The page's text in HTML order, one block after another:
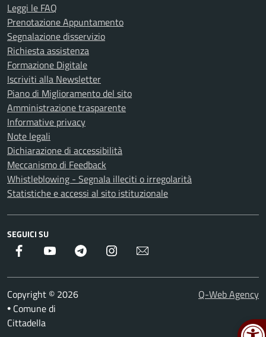
Leggi le FAQ
Prenotazione Appuntamento
Segnalazione disservizio
Richiesta assistenza
Formazione Digitale
Iscriviti alla Newsletter
Piano di Miglioramento del sito
Amministrazione trasparente
Informative privacy
Note legali
Dichiarazione di accessibilità
Meccanismo di Feedback
Whistleblowing - Segnala illeciti o irregolarità
Statistiche e accessi al sito istituzionale
SEGUICI SU
Facebook Youtube Telegram Instagram
Copyright © 2026
• Comune di
Cittadella
Q-Web Agency